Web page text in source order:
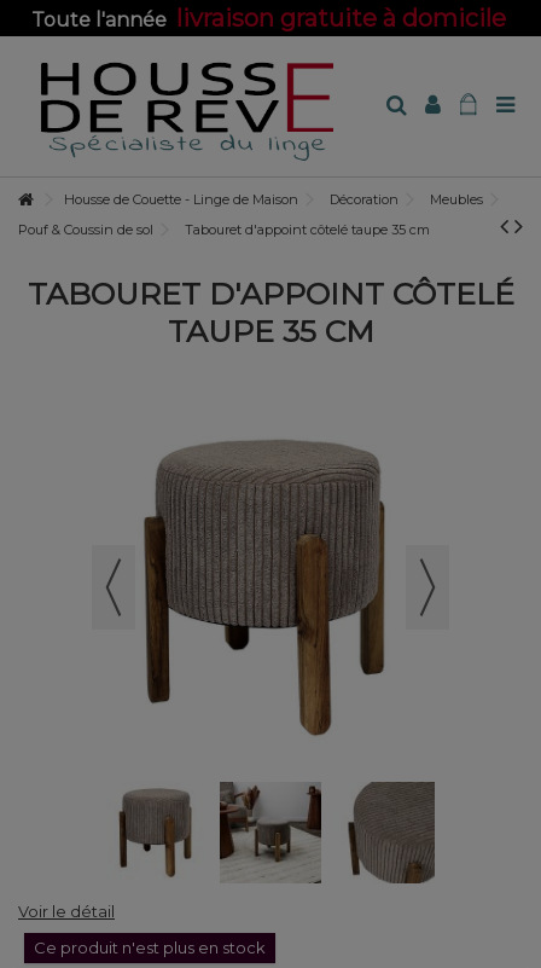
Toute l'année livraison gratuite à domicile
Housse de Couette - Linge de Maison Décoration
Meubles
Pouf & Coussin de sol
Tabouret d'appoint côtelé taupe 35 cm
TABOURET D'APPOINT CÔTELÉ
TAUPE 35 CM
Voir le détail
Ce produit n'est plus en stock